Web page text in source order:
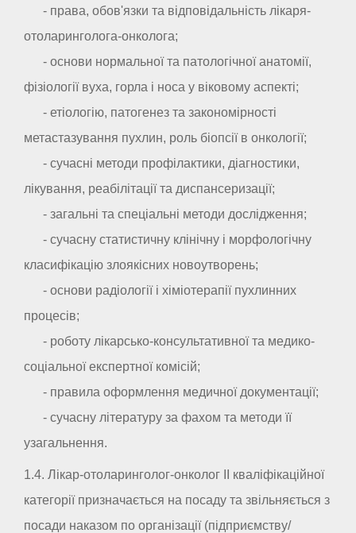
- права, обов'язки та відповідальність лікаря-
отоларинголога-онколога;
- основи нормальної та патологічної анатомії,
фізіології вуха, горла і носа у віковому аспекті;
- етіологію, патогенез та закономірності
метастазування пухлин, роль біопсії в онкології;
- сучасні методи профілактики, діагностики,
лікування, реабілітації та диспансеризації;
- загальні та спеціальні методи дослідження;
- сучасну статистичну клінічну і морфологічну
класифікацію злоякісних новоутворень;
- основи радіології і хіміотерапії пухлинних
процесів;
- роботу лікарсько-консультативної та медико-
соціальної експертної комісій;
- правила оформлення медичної документації;
- сучасну літературу за фахом та методи її
узагальнення.
1.4. Лікар-отоларинголог-онколог II кваліфікаційної
категорії призначається на посаду та звільняється з
посади наказом по організації (підприємству/